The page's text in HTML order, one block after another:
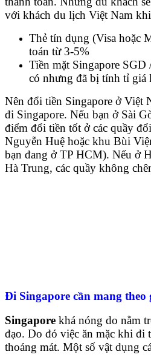
với khách du lịch Việt Nam
Thẻ tín dụng (Visa hoặc
toán từ 3-5%
Tiền mặt Singapore
có nhưng đã bị tính tỉ giá
Nên đổi tiền Singapore ở Việt
đi Singapore. Nếu bạn ở Sài
điểm đổi tiền tốt ở các quầy
Nguyễn Huệ hoặc khu Bùi
bạn đang ở TP HCM). Nếu ở
Hà Trung, các quầy không
Đi Singapore cần mang theo
Singapore khá nóng do nằm
đạo. Do đó việc ăn mặc khi đi
thoáng mát. Một số vật dụng